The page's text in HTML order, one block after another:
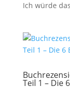
Ich würde
Teil 1 – Die